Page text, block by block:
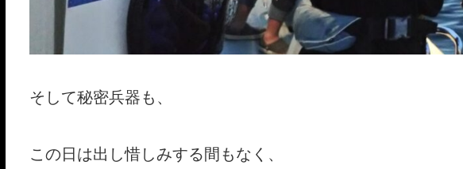
そして秘密兵器も、
この日は出し惜しみする間もなく、